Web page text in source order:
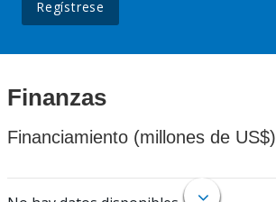
Regístrese
Finanzas
Financiamiento (millones de US$)